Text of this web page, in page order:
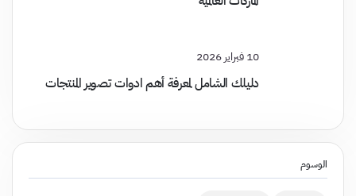
10 فبراير 2026
دليلك الشامل لمعرفة أهم ادوات تصوير المنتجات
الوسوم